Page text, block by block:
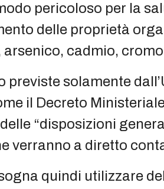
pericoloso per la
delle proprietà
cadmio,
previste solamente
il Decreto
“disposizioni
verranno a diretto
quindi utilizzare